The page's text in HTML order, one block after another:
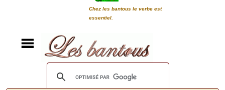
Chez les bantous le verbe est
essentiel.